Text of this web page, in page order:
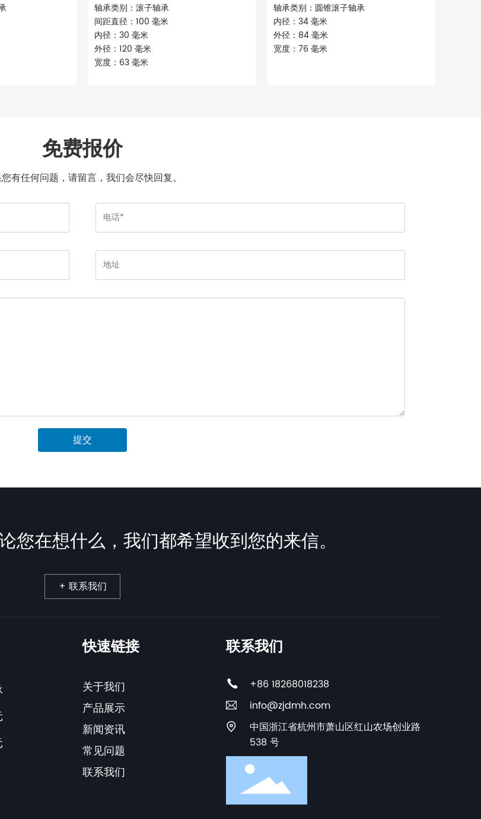
轴承类别：滚子轴承
间距直径：100 毫米
内径：30 毫米
外径：120 毫米
宽度：63 毫米
轴承类别：圆锥滚子轴承
内径：34 毫米
外径：84 毫米
宽度：76 毫米
免费报价
有任何问题，请留言，我们会尽快回复。
提交
您在想什么，我们都希望收到您的来信。
+ 联系我们
快速链接
关于我们
产品展示
新闻资讯
常见问题
联系我们
联系我们
+86 18268018238
info@zjdmh.com
中国浙江省杭州市萧山区红山农场创业路
538 号